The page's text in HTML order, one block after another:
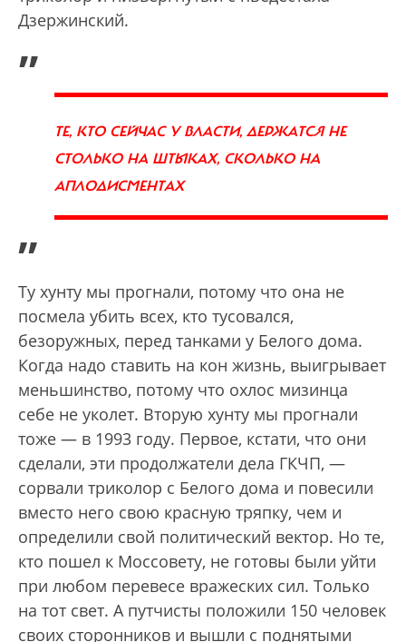
Дзержинский.
„
ТЕ, КТО СЕЙЧАС У ВЛАСТИ, ДЕРЖАТСЯ НЕ
СТОЛЬКО НА ШТЫКАХ, СКОЛЬКО НА
АПЛОДИСМЕНТАХ
”
Ту хунту мы прогнали, потому что она не
посмела убить всех, кто тусовался,
безоружных, перед танками у Белого дома.
Когда надо ставить на кон жизнь, выигрывает
меньшинство, потому что охлос мизинца
себе не уколет. Вторую хунту мы прогнали
тоже — в 1993 году. Первое, кстати, что они
сделали, эти продолжатели дела ГКЧП, —
сорвали триколор с Белого дома и повесили
вместо него свою красную тряпку, чем и
определили свой политический вектор. Но те,
кто пошел к Моссовету, не готовы были уйти
при любом перевесе вражеских сил. Только
на тот свет. А путчисты положили 150 человек
своих сторонников и вышли с поднятыми